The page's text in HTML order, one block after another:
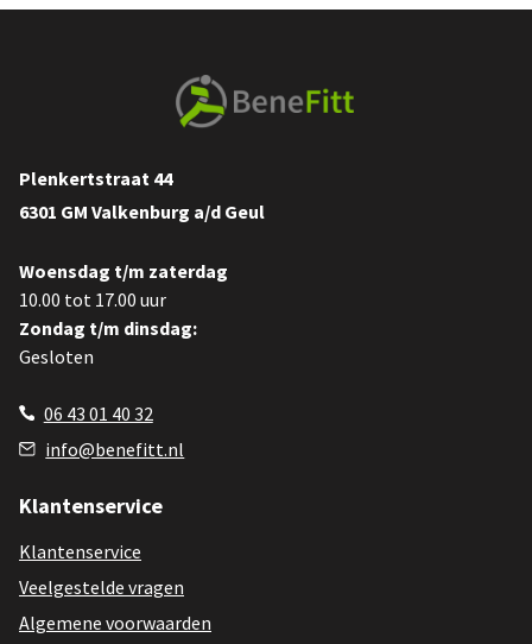
Plenkertstraat 44
6301 GM Valkenburg a/d Geul
Woensdag t/m zaterdag
10.00 tot 17.00 uur
Zondag t/m dinsdag:
Gesloten
06 43 01 40 32
info@benefitt.nl
Klantenservice
Klantenservice
Veelgestelde vragen
Algemene voorwaarden